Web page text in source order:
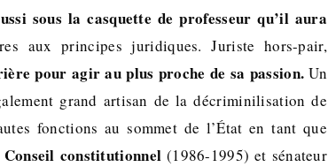
sous la casquette de professeur qu’il aura
aux principes juridiques. Juriste hors-pair,
pour agir au plus proche de sa passion. Un
grand artisan de la décriminilisation de
fonctions au sommet de l’État en tant que
constitutionnel (1986-1995) et sénateur